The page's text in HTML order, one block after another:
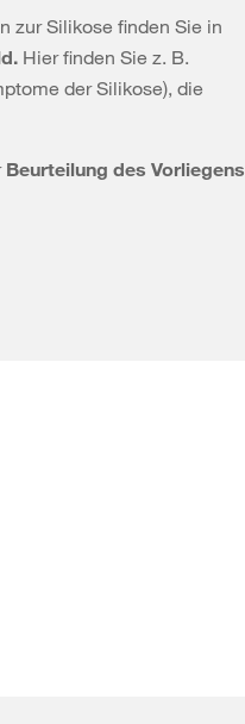
zur Silikose finden Sie in
Hier finden Sie z. B.
der Silikose), die
Beurteilung des Vorliegens